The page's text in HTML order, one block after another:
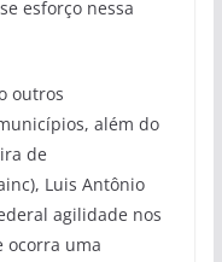
esforço nessa
outros
além do
de
Luis Antônio
agilidade nos
ocorra uma